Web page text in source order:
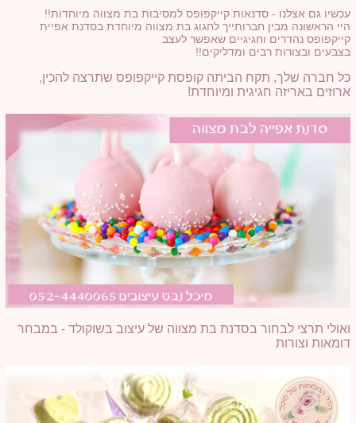
עכשיו גם אצלנו - סדנאות קייקפופס למסיבות בת מצווה מיוחדות!!
היי הראשונה מבין חברותייך לחגוג בת מצווה מיוחדת בסדנת אפיית
קייקפופס נהדרים וחגיגיים שאפשר לעצב
בצבעים ובצורות רבים ומדליקים!!
כל חברה שלך, תקח הביתה קופסת קייקפופס שתרצה להכין,
ארוזים באריזה חגיגית ומיוחדת!
ואולי תרצי לבחור בסדנת בת מצווה של עיצוב בשוקולד - במבחר
דומאות וצורות